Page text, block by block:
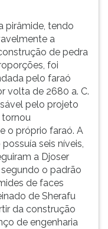
pirâmide, tendo
a
de pedra
foi
pelo faraó
volta de 2680 a. C.
pelo projeto
tornou
o próprio faraó. A
seis níveis,
a Djoser
o padrão
de faces
de Sherafu
da construção
de engenharia